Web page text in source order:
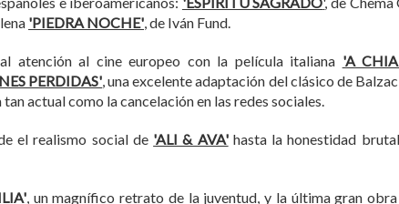
'PIEDRA NOCHE', de Iván Fund.
atención al cine europeo con la película italiana 'A
PERDIDAS', una excelente adaptación del clásico de
actual como la cancelación en las redes sociales.
el realismo social de 'ALI & AVA' hasta la honestidad
, un magnífico retrato de la juventud, y la última gran